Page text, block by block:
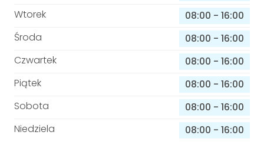
Wtorek
08:00 - 16:00
Środa
08:00 - 16:00
Czwartek
08:00 - 16:00
Piątek
08:00 - 16:00
Sobota
08:00 - 16:00
Niedziela
08:00 - 16:00